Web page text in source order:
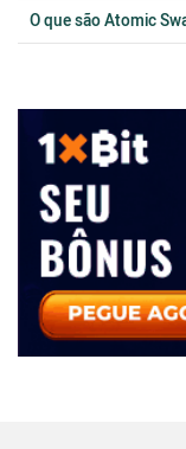
O que são Atomic